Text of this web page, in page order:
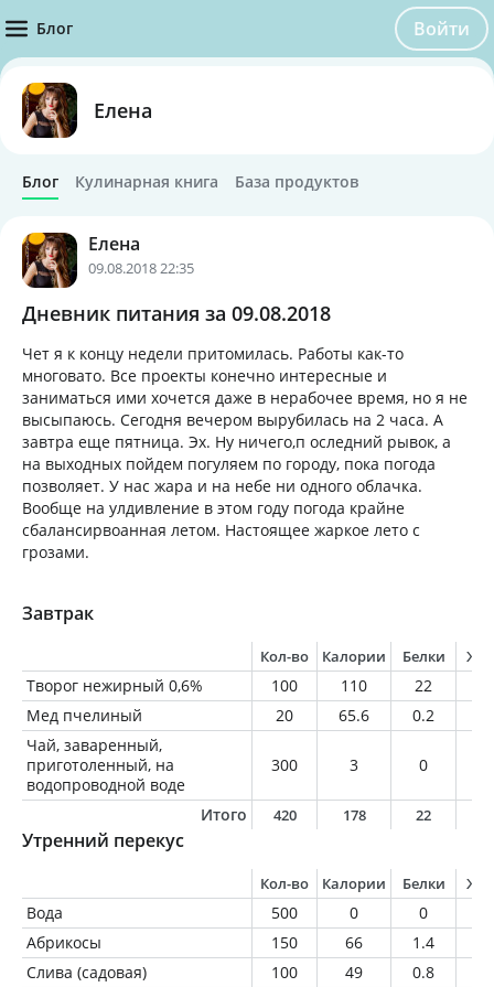
Блог Войти
Елена
Блог Кулинарная книга База продуктов
Елена
09.08.2018 22:35
Дневник питания за 09.08.2018
Чет я к концу недели притомилась. Работы как-то
многовато. Все проекты конечно интересные и
заниматься ими хочется даже в нерабочее время, но я не
высыпаюсь. Сегодня вечером вырубилась на 2 часа. А
завтра еще пятница. Эх. Ну ничего,п оследний рывок, а
на выходных пойдем погуляем по городу, пока погода
позволяет. У нас жара и на небе ни одного облачка.
Вообще на улдивление в этом году погода крайне
сбалансирвоанная летом. Настоящее жаркое лето с
грозами.
Завтрак
Кол-во Калории Белки
Творог нежирный 0,6% 100 110 22
Мед пчелиный
20 65.6 0.2
Чай, заваренный,
приготоленный, на
водопроводной воде
300 3 0
Итого 420 178 22
Утренний перекус
Кол-во Калории Белки
Вода 500 0 0
Абрикосы
150 66 1.4
Слива (садовая)
100 49 0.8